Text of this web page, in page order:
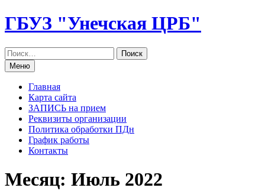
Перейти
к
ГБУЗ "Унечская ЦРБ"
Меню
Главная
Карта сайта
ЗАПИСЬ на прием
Реквизиты организации
Политика обработки ПДн
График работы
Контакты
Месяц: Июль 2022